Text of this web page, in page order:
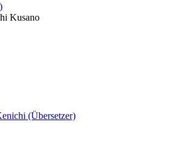
Kusano
(Übersetzer)